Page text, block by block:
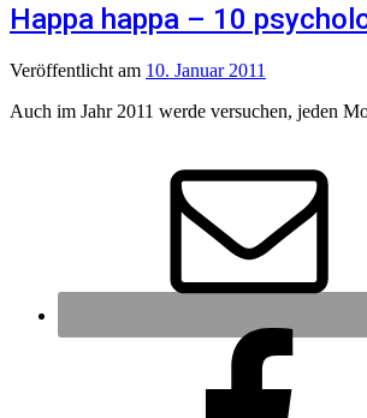
Happa happa – 10
Veröffentlicht am 10. Januar 2011
Auch im Jahr 2011 werde versuchen, jeden